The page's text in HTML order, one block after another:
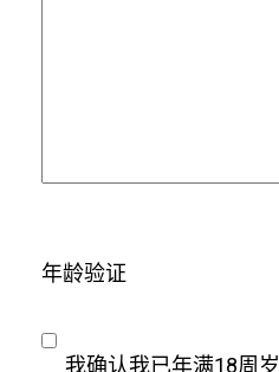
年龄验证
我确认我已年满18周岁